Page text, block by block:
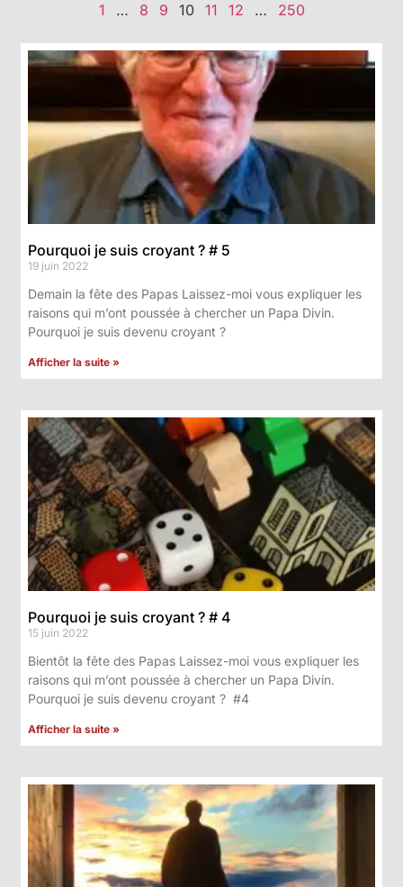
1 … 8 9 10 11 12 … 250
Pourquoi je suis croyant ? # 5
19 juin 2022
Demain la fête des Papas Laissez-moi vous expliquer les
raisons qui m’ont poussée à chercher un Papa Divin.
Pourquoi je suis devenu croyant ?
Afficher la suite »
Pourquoi je suis croyant ? # 4
15 juin 2022
Bientôt la fête des Papas Laissez-moi vous expliquer les
raisons qui m’ont poussée à chercher un Papa Divin.
Pourquoi je suis devenu croyant ? #4
Afficher la suite »